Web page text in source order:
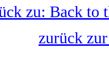
zu: Back to
zurück